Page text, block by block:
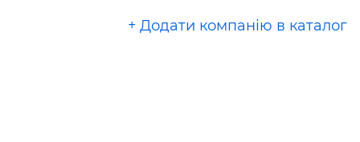
+ Додати компанію в каталог